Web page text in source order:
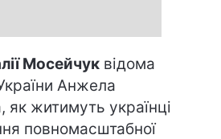
Мосейчук відома
Анжела
як житимуть українці
повномасштабної